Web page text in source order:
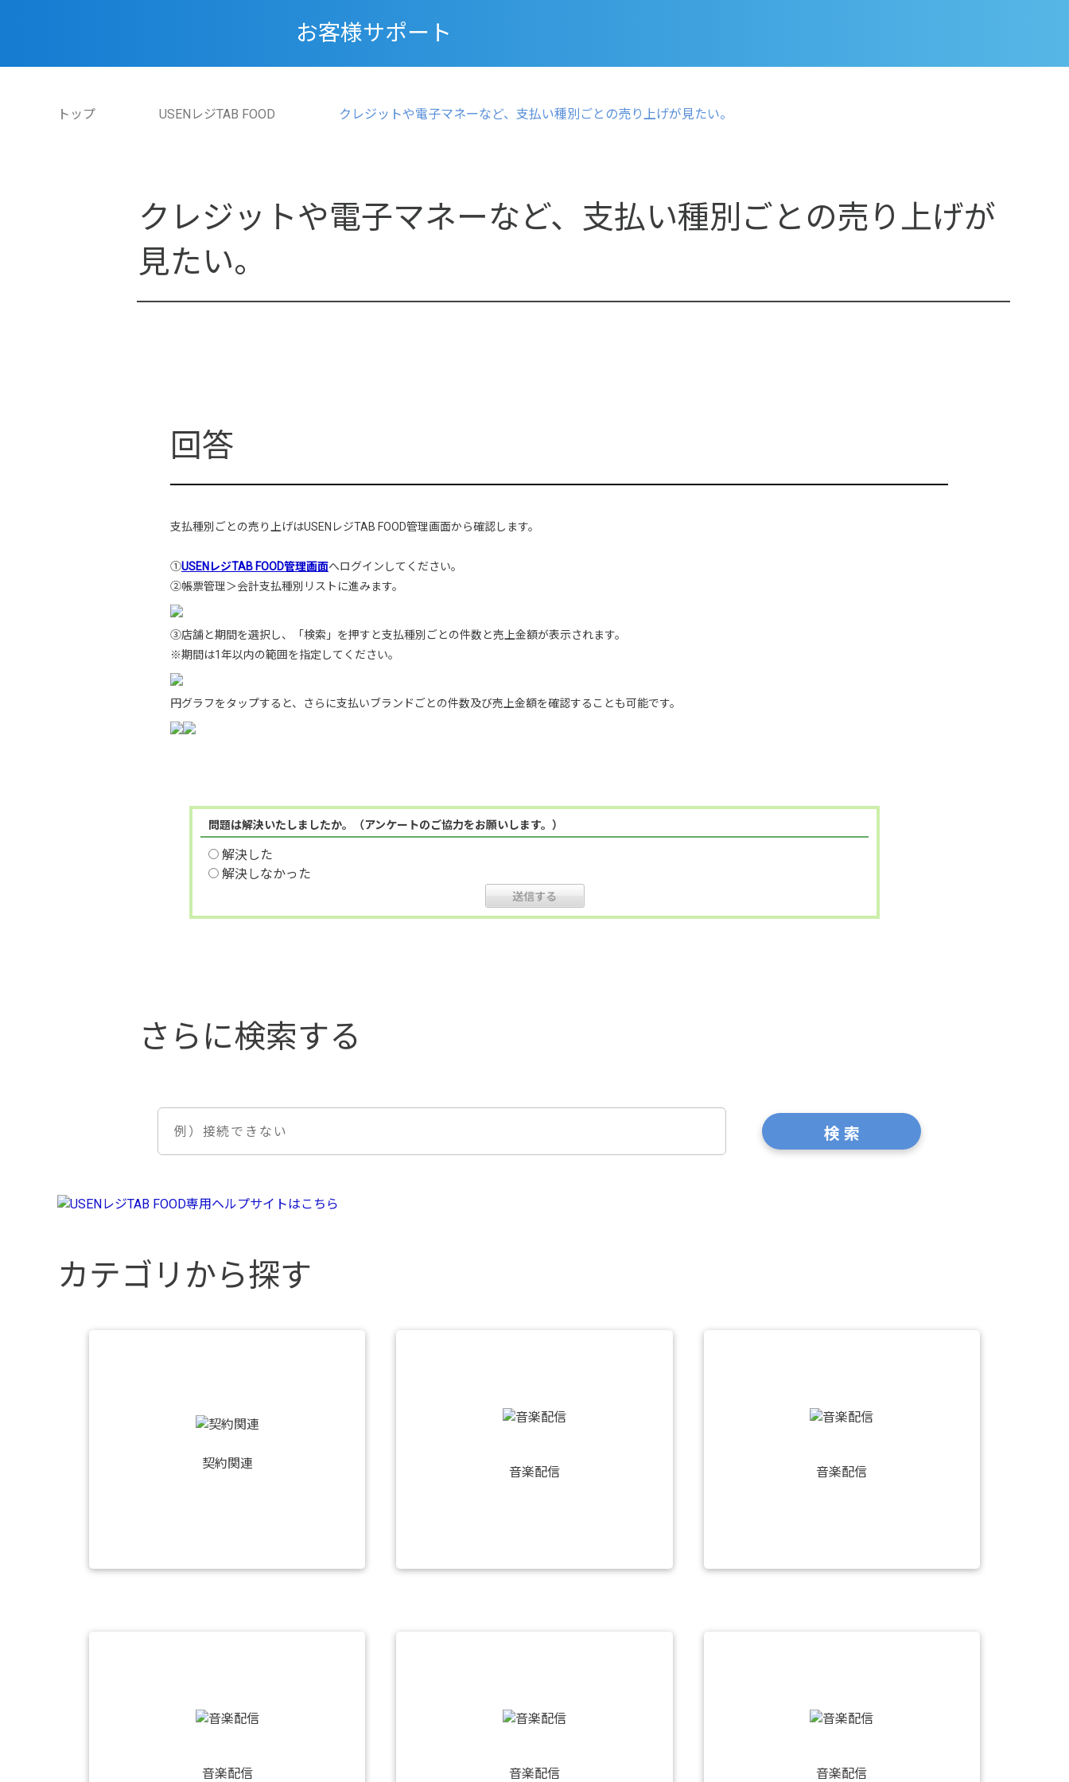
お客様サポート
トップ USENレジTAB FOOD クレジットや電子マネーなど、支払い種別ごとの売り上げが見たい。
クレジットや電子マネーなど、支払い種別ごとの売り上げが
見たい。
支払種別ごとの売り上げはUSENレジTAB FOOD管理画面から確認します。
①USENレジTAB FOOD管理画面へログインしてください。
②帳票管理＞会計支払種別リストに進みます。
③店舗と期間を選択し、「検索」を押すと支払種別ごとの件数と売上金額が表示されます。
※期間は1年以内の範囲を指定してください。
円グラフをタップすると、さらに支払いブランドごとの件数及び売上金額を確認することも可能です。
問題は解決いたしましたか。（アンケートのご協力をお願いします。）
解決した
解決しなかった
カテゴリから探す
契約関連
音楽配信 音楽配信
音楽配信 音楽配信 音楽配信